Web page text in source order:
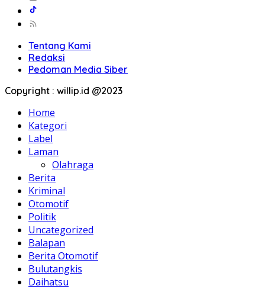
Tentang Kami
Redaksi
Pedoman Media Siber
Copyright : willip.id @2023
Home
Kategori
Label
Laman
Olahraga
Berita
Kriminal
Otomotif
Politik
Uncategorized
Balapan
Berita Otomotif
Bulutangkis
Daihatsu